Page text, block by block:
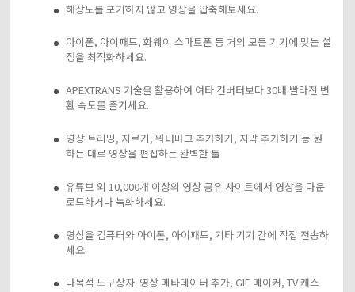
해상도를 포기하지 않고 영상을 압축해보세요.
아이폰, 아이패드, 화웨이 스마트폰 등 거의 모든 기기에 맞는 설
정을 최적화하세요.
APEXTRANS 기술을 활용하여 여타 컨버터보다 30배 빨라진 변
환 속도를 즐기세요.
영상 트리밍, 자르기, 워터마크 추가하기, 자막 추가하기 등 원
하는 대로 영상을 편집하는 완벽한 툴
유튜브 외 10,000개 이상의 영상 공유 사이트에서 영상을 다운
로드하거나 녹화하세요.
영상을 컴퓨터와 아이폰, 아이패드, 기타 기기 간에 직접 전송하
세요.
다목적 도구상자: 영상 메타데이터 추가, GIF 메이커, TV 캐스